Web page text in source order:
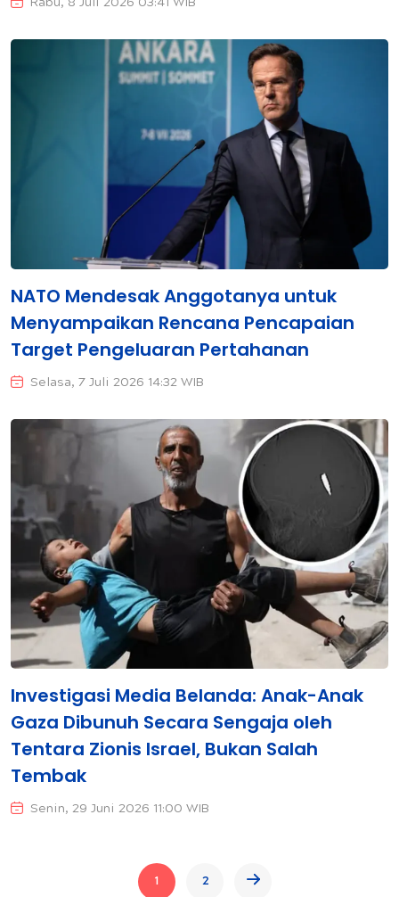
Rabu, 8 Juli 2026 03:41 WIB
NATO Mendesak Anggotanya untuk
Menyampaikan Rencana Pencapaian
Target Pengeluaran Pertahanan
Selasa, 7 Juli 2026 14:32 WIB
Investigasi Media Belanda: Anak-Anak
Gaza Dibunuh Secara Sengaja oleh
Tentara Zionis Israel, Bukan Salah
Tembak
Senin, 29 Juni 2026 11:00 WIB
1 2